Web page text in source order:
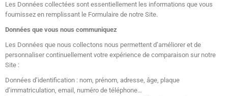
Les Données collectées sont essentiellement les informations que vous
fournissez en remplissant le Formulaire de notre Site.
Données que vous nous communiquez
Les Données que nous collectons nous permettent d’améliorer et de
personnaliser continuellement votre expérience de comparaison sur notre
Site :
Données d’identification : nom, prénom, adresse, âge, plaque
d’immatriculation, email, numéro de téléphone…